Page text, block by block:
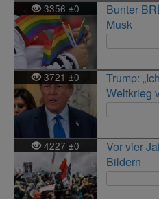
3356 ±0
Bunter
Musk
3721 ±0
Trump:
Weltkrieg
4227 ±0
Vor vier
Bildern